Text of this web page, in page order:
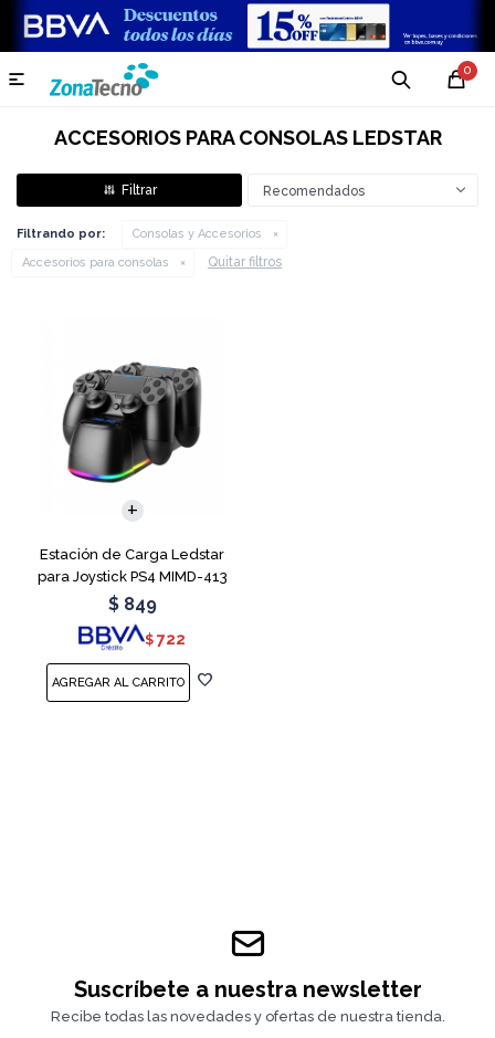
0

ACCESORIOS PARA CONSOLAS LEDSTAR
Recomendados
Filtrando por:
Consolas y Accesorios
Accesorios para consolas
Quitar filtros
Estación de Carga Ledstar
para Joystick PS4 MIMD-413
RGB
$ 849
$ 722
Suscríbete a nuestra newsletter
Recibe todas las novedades y ofertas de nuestra tienda.